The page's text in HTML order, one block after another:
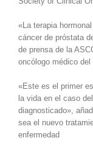
«La terapia
cáncer de próstata
de prensa de la
oncólogo médico
«Este es el primer
la vida en el caso
diagnosticado»,
sea el nuevo
enfermedad